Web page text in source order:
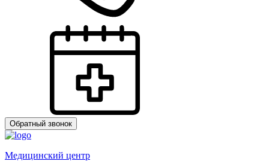
Обратный звонок
Медицинский центр